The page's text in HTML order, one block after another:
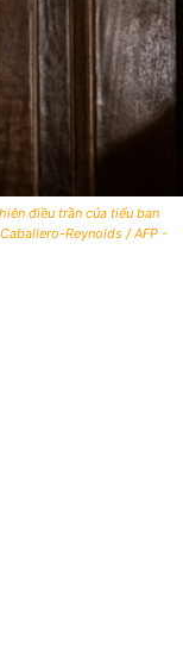
điều trần của tiểu ban
Reynolds / AFP -